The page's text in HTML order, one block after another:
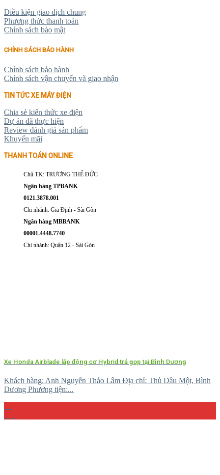
Điều kiện giao dịch chung
Phương thức thanh toán
Chính sách bảo mật
CHÍNH SÁCH BẢO HÀNH
Chính sách bảo hành
Chính sách vận chuyển và giao nhận
TIN TỨC XE MÁY ĐIỆN
Chia sẻ kiến thức xe điện
Dự án đã thực hiện
Review đánh giá sản phẩm
Khuyến mãi
THANH TOÁN ONLINE
Chủ TK: TRƯƠNG THẾ ĐỨC
Ngân hàng TPBANK
0121.3878.001
Chi nhánh: Gia Định - Sài Gòn
Ngân hàng MBBANK
00001.4448.7740
Chi nhánh: Quận 12 - Sài Gòn
Xe Honda Airblade lắp động cơ Hybrid trả gop tại Bình Dương
Khách hàng: Anh Nguyễn Thảo Lâm Địa chỉ: Thủ Dầu Một, Bình
Dương Phương tiện:...